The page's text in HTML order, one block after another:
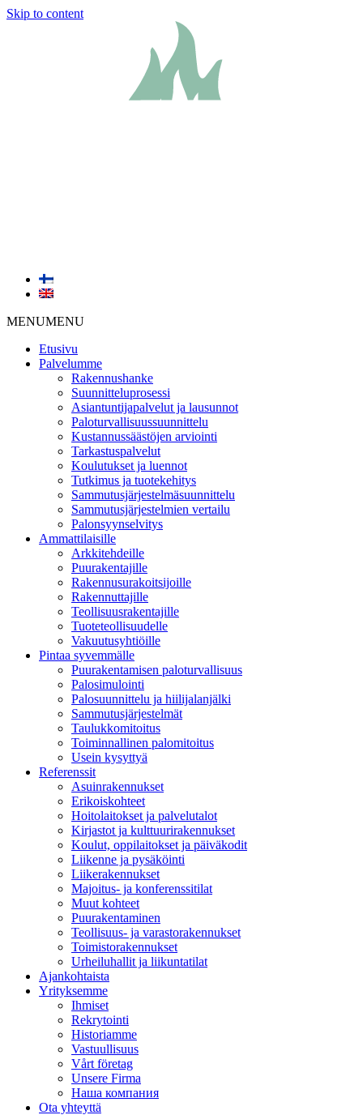
Skip to content
MENUMENU
Etusivu
Palvelumme
Rakennushanke
Suunnitteluprosessi
Asiantuntijapalvelut ja lausunnot
Paloturvallisuussuunnittelu
Kustannussäästöjen arviointi
Tarkastuspalvelut
Koulutukset ja luennot
Tutkimus ja tuotekehitys
Sammutusjärjestelmäsuunnittelu
Sammutusjärjestelmien vertailu
Palonsyynselvitys
Ammattilaisille
Arkkitehdeille
Puurakentajille
Rakennusurakoitsijoille
Rakennuttajille
Teollisuusrakentajille
Tuoteteollisuudelle
Vakuutusyhtiöille
Pintaa syvemmälle
Puurakentamisen paloturvallisuus
Palosimulointi
Palosuunnittelu ja hiilijalanjälki
Sammutusjärjestelmät
Taulukkomitoitus
Toiminnallinen palomitoitus
Usein kysyttyä
Referenssit
Asuinrakennukset
Erikoiskohteet
Hoitolaitokset ja palvelutalot
Kirjastot ja kulttuurirakennukset
Koulut, oppilaitokset ja päiväkodit
Liikenne ja pysäköinti
Liikerakennukset
Majoitus- ja konferenssitilat
Muut kohteet
Puurakentaminen
Teollisuus- ja varastorakennukset
Toimistorakennukset
Urheiluhallit ja liikuntatilat
Ajankohtaista
Yrityksemme
Ihmiset
Rekrytointi
Historiamme
Vastuullisuus
Vårt företag
Unsere Firma
Наша компания
Ota yhteyttä